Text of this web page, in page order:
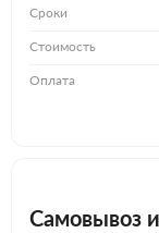
Сроки
Стоимость
Оплата
Самовывоз